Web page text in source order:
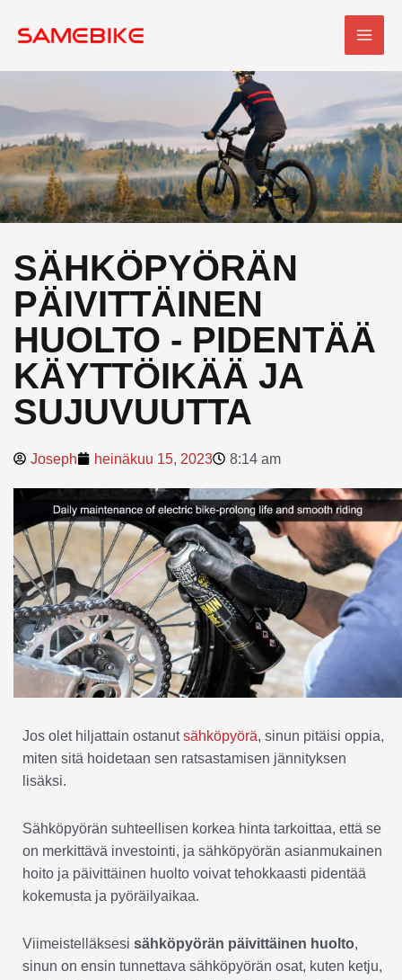
sisältöön
SÄHKÖPYÖRÄN
PÄIVITTÄINEN
HUOLTO - PIDENTÄÄ
KÄYTTÖIKÄÄ JA
SUJUVUUTTA
Joseph heinäkuu 15, 2023 8:14 am
Jos olet hiljattain ostanutsähköpyörä, sinun pitäisi oppia,
miten sitä hoidetaan sen ratsastamisen jännityksen
lisäksi.
Sähköpyörän suhteellisen korkea hinta tarkoittaa, että se
on merkittävä investointi, ja sähköpyörän asianmukainen
hoito ja päivittäinen huolto voivat tehokkaasti pidentää
kokemusta ja pyöräilyaikaa.
Viimeistelläksesi sähköpyörän päivittäinen huolto,
sinun on ensin tunnettava sähköpyörän osat, kuten ketju,